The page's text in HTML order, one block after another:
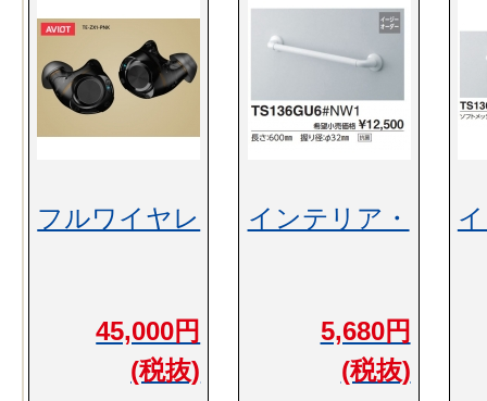
フルワイヤレ
45,000円
(税抜)
インテリア・
5,680円
(税抜)